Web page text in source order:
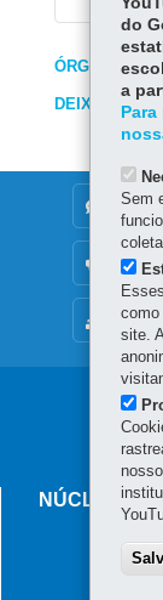
ÓRGÃO
DEIXE SUA
MAPA
NÚCLEO
do
a
Sem
site.